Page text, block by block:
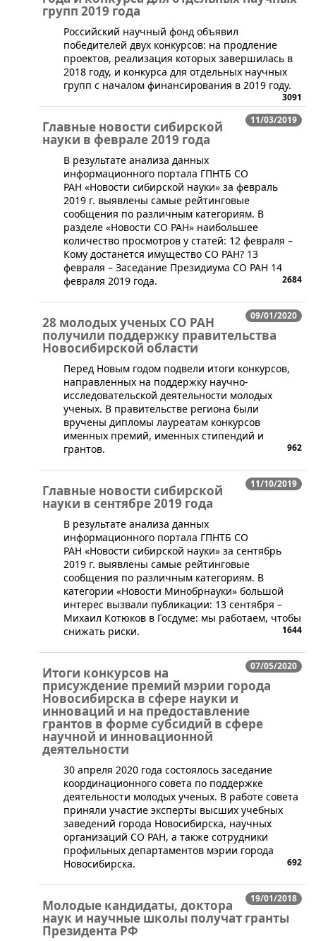
групп 2019 года
​Российский научный фонд объявил
победителей двух конкурсов: на продление
проектов, реализация которых завершилась в
2018 году, и конкурса для отдельных научных
групп с началом финансирования в 2019 году.
3091
11/03/2019
Главные новости сибирской
науки в феврале 2019 года
В результате анализа данных
информационного портала ГПНТБ СО
РАН «Новости сибирской науки» за февраль
2019 г. выявлены самые рейтинговые
сообщения по различным категориям. В
разделе «Новости СО РАН» наибольшее
количество просмотров у статей: 12 февраля –
Кому достанется имущество СО РАН? 13
февраля – Заседание Президиума СО РАН 14
февраля 2019 года.
2684
09/01/2020
28 молодых ученых СО РАН
получили поддержку правительства
Новосибирской области
​​Перед Новым годом подвели итоги конкурсов,
направленных на поддержку научно-
исследовательской деятельности молодых
ученых. В правительстве региона были
вручены дипломы лауреатам конкурсов
именных премий, именных стипендий и
грантов.
962
11/10/2019
Главные новости сибирской
науки в сентябре 2019 года
​В результате анализа данных
информационного портала ГПНТБ СО
РАН «Новости сибирской науки» за сентябрь
2019 г. выявлены самые рейтинговые
сообщения по различным категориям. В
категории «Новости Минобрнауки» большой
интерес вызвали публикации: 13 сентября –
Михаил Котюков в Госдуме: мы работаем, чтобы
снижать риски.
1644
07/05/2020
Итоги конкурсов на
присуждение премий мэрии города
Новосибирска в сфере науки и
инноваций и на предоставление
грантов в форме субсидий в сфере
научной и инновационной
деятельности
​​​30 апреля 2020 года состоялось заседание
координационного совета по поддержке
деятельности молодых ученых. В работе совета
приняли участие эксперты высших учебных
заведений города Новосибирска, научных
организаций СО РАН, а также сотрудники
профильных департаментов мэрии города
Новосибирска.
692
19/01/2018
Молодые кандидаты, доктора
наук и научные школы получат гранты
Президента РФ